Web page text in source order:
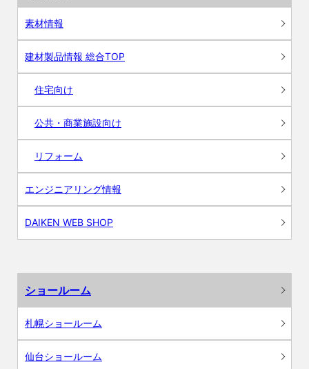
素材情報
建材製品情報 総合TOP
住宅向け
公共・商業施設向け
リフォーム
エンジニアリング情報
DAIKEN WEB SHOP
ショールーム
札幌ショールーム
仙台ショールーム